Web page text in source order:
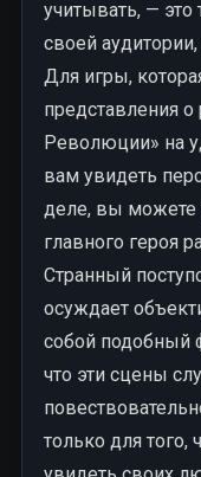
учитывать, — это
своей
Для игры,
представления
Революции» на
вам увидеть
деле, вы можете
главного героя
Странный
осуждает
собой подобный
что эти сцены
только для того,